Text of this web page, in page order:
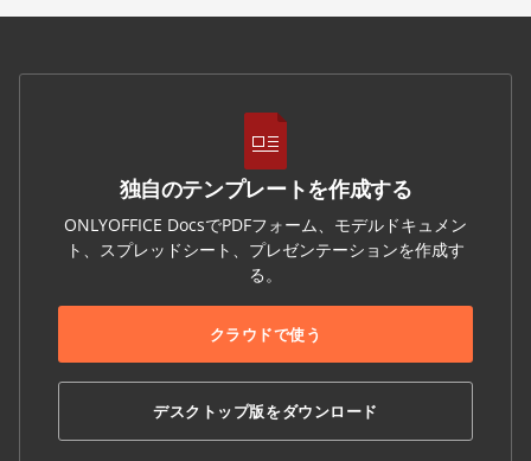
独自のテンプレートを作成する
ONLYOFFICE DocsでPDFフォーム、モデルドキュメン
ト、スプレッドシート、プレゼンテーションを作成す
る。
クラウドで使う
デスクトップ版をダウンロード